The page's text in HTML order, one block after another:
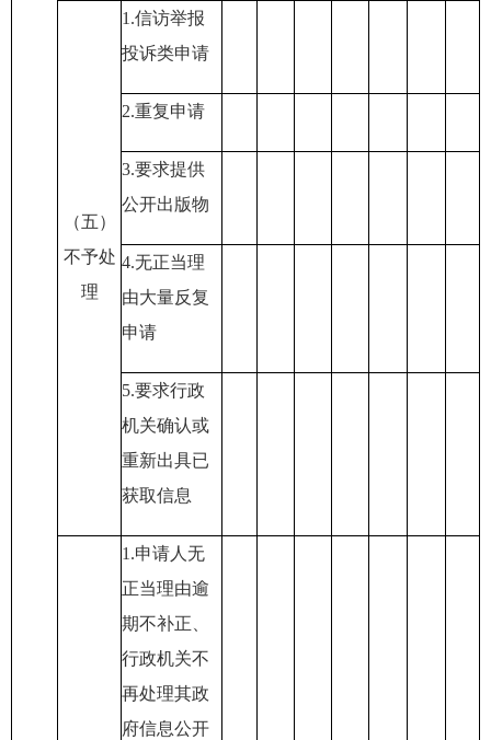
（五）
不予处
理
1.信访举报
投诉类申请
2.重复申请
3.要求提供
公开出版物
4.无正当理
由大量反复
申请
5.要求行政
机关确认或
重新出具已
获取信息
1.申请人无
正当理由逾
期不补正、
行政机关不
再处理其政
府信息公开